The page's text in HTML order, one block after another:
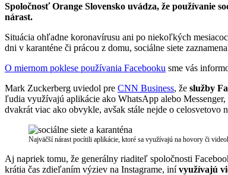
Spoločnosť Orange Slovensko uvádza, že používanie
nárast.
Situácia ohľadne koronavírusu ani po niekoľkých
dni v karanténe či prácou z domu, sociálne siete
O miernom poklese používania Facebooku sme vás
Mark Zuckerberg uviedol pre CNN Business, že služby
ľudia využívajú aplikácie ako WhatsApp alebo
dvakrát viac ako obvykle, avšak stále nejde o celosvetovo
Najväčší nárast pocítili aplikácie, ktoré sa využívajú na hovory či
Aj napriek tomu, že generálny riaditeľ spoločnosti
krátia čas zdieľaním výziev na Instagrame, inívyužívajú